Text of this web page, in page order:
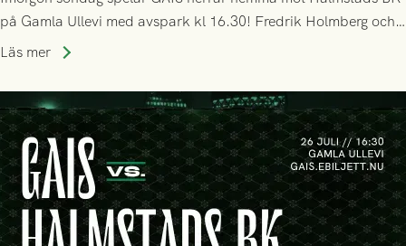
på Gamla Ullevi med avspark kl 16.30! Fredrik Holmberg och
ledarstaben har tagit ut följande trupp till matchen:
Läs mer